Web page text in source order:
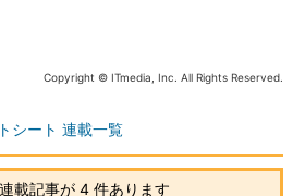
Copyright © ITmedia, Inc. All Rights Reserved.
シート 連載一覧
載記事が 4 件あります